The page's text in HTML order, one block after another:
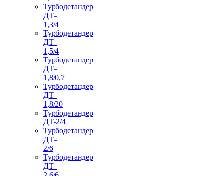
Турбодетандер
ДТ–
1,3/4
Турбодетандер
ДТ–
1,5/4
Турбодетандер
ДТ–
1,8/0,7
Турбодетандер
ДТ–
1,8/20
Турбодетандер
ДТ-2/4
Турбодетандер
ДТ–
2/6
Турбодетандер
ДТ–